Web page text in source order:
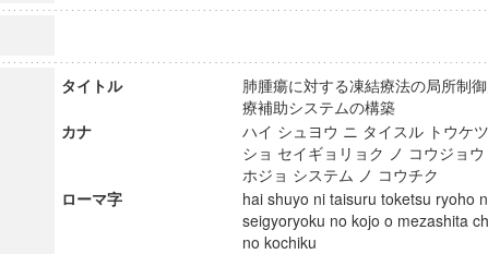
タイトル
肺腫瘍に対する凍結療法の局所制
療補助システムの構築
カナ
ハイ シュヨウ ニ タイスル トウケ
ショ セイギョリョク ノ コウジョ
ホジョ システム ノ コウチク
ローマ字
hai shuyo ni taisuru toketsu ryoho
seigyoryoku no kojo o mezashita
no kochiku